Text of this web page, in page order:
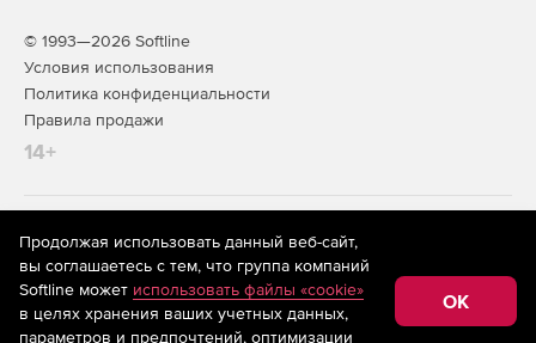
© 1993—2026 Softline
Условия использования
Политика конфиденциальности
Правила продажи
14+
На информационном ресурсе store.softline.ru применяются
рекомендательные технологии
(информационные технологии
предоставления информации на основе сбора,
систематизации и анализа сведений, относящихся к
предпочтениям пользователей сети «Интернет»,
находящихся на территории Российской Федерации)
Продолжая использовать данный веб-сайт,
вы соглашаетесь с тем, что группа компаний
Softline может использовать файлы «cookie»
в целях хранения ваших учетных данных,
параметров и предпочтений, оптимизации
OK